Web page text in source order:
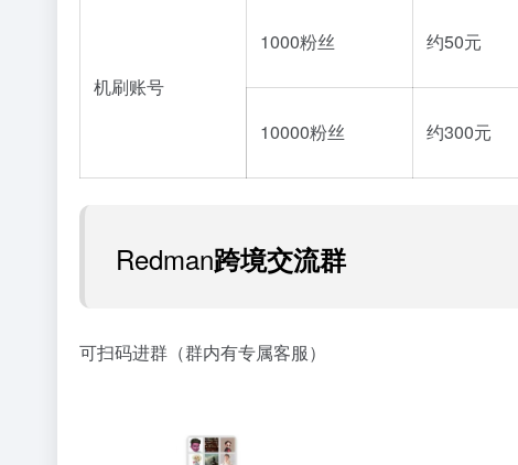
机刷账号
1000粉丝 约50元
10000粉丝 约300元
Redman跨境交流群
可扫码进群（群内有专属客服）